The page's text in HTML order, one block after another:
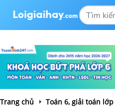
Trang chủ Toán 6, giải toán